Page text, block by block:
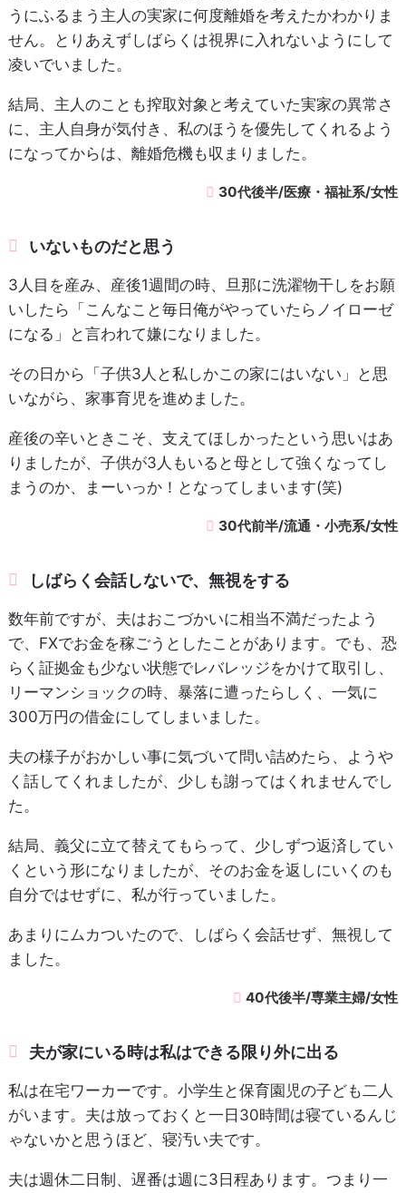
うにふるまう主人の実家に何度離婚を考えたかわかりま
せん。とりあえずしばらくは視界に入れないようにして
凌いでいました。
結局、主人のことも搾取対象と考えていた実家の異常さ
に、主人自身が気付き、私のほうを優先してくれるよう
になってからは、離婚危機も収まりました。
30代後半/医療・福祉系/女性
いないものだと思う
3人目を産み、産後1週間の時、旦那に洗濯物干しをお願
いしたら「こんなこと毎日俺がやっていたらノイローゼ
になる」と言われて嫌になりました。
その日から「子供3人と私しかこの家にはいない」と思
いながら、家事育児を進めました。
産後の辛いときこそ、支えてほしかったという思いはあ
りましたが、子供が3人もいると母として強くなってし
まうのか、まーいっか！となってしまいます(笑)
30代前半/流通・小売系/女性
しばらく会話しないで、無視をする
数年前ですが、夫はおこづかいに相当不満だったよう
で、FXでお金を稼ごうとしたことがあります。でも、恐
らく証拠金も少ない状態でレバレッジをかけて取引し、
リーマンショックの時、暴落に遭ったらしく、一気に
300万円の借金にしてしまいました。
夫の様子がおかしい事に気づいて問い詰めたら、ようや
く話してくれましたが、少しも謝ってはくれませんでし
た。
結局、義父に立て替えてもらって、少しずつ返済してい
くという形になりましたが、そのお金を返しにいくのも
自分ではせずに、私が行っていました。
あまりにムカついたので、しばらく会話せず、無視して
ました。
40代後半/専業主婦/女性
夫が家にいる時は私はできる限り外に出る
私は在宅ワーカーです。小学生と保育園児の子ども二人
がいます。夫は放っておくと一日30時間は寝ているんじ
ゃないかと思うほど、寝汚い夫です。
夫は週休二日制、遅番は週に3日程あります。つまり一